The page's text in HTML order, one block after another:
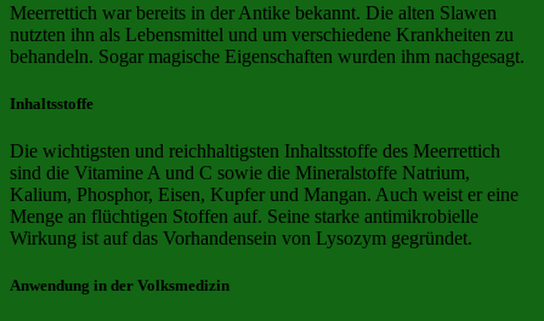
Meerrettich war bereits in der Antike bekannt. Die alten Slawen
nutzten ihn als Lebensmittel und um verschiedene Krankheiten zu
behandeln. Sogar magische Eigenschaften wurden ihm nachgesagt.
Inhaltsstoffe
Die wichtigsten und reichhaltigsten Inhaltsstoffe des Meerrettich
sind die Vitamine A und C sowie die Mineralstoffe Natrium,
Kalium, Phosphor, Eisen, Kupfer und Mangan. Auch weist er eine
Menge an flüchtigen Stoffen auf. Seine starke antimikrobielle
Wirkung ist auf das Vorhandensein von Lysozym gegründet.
Anwendung in der Volksmedizin